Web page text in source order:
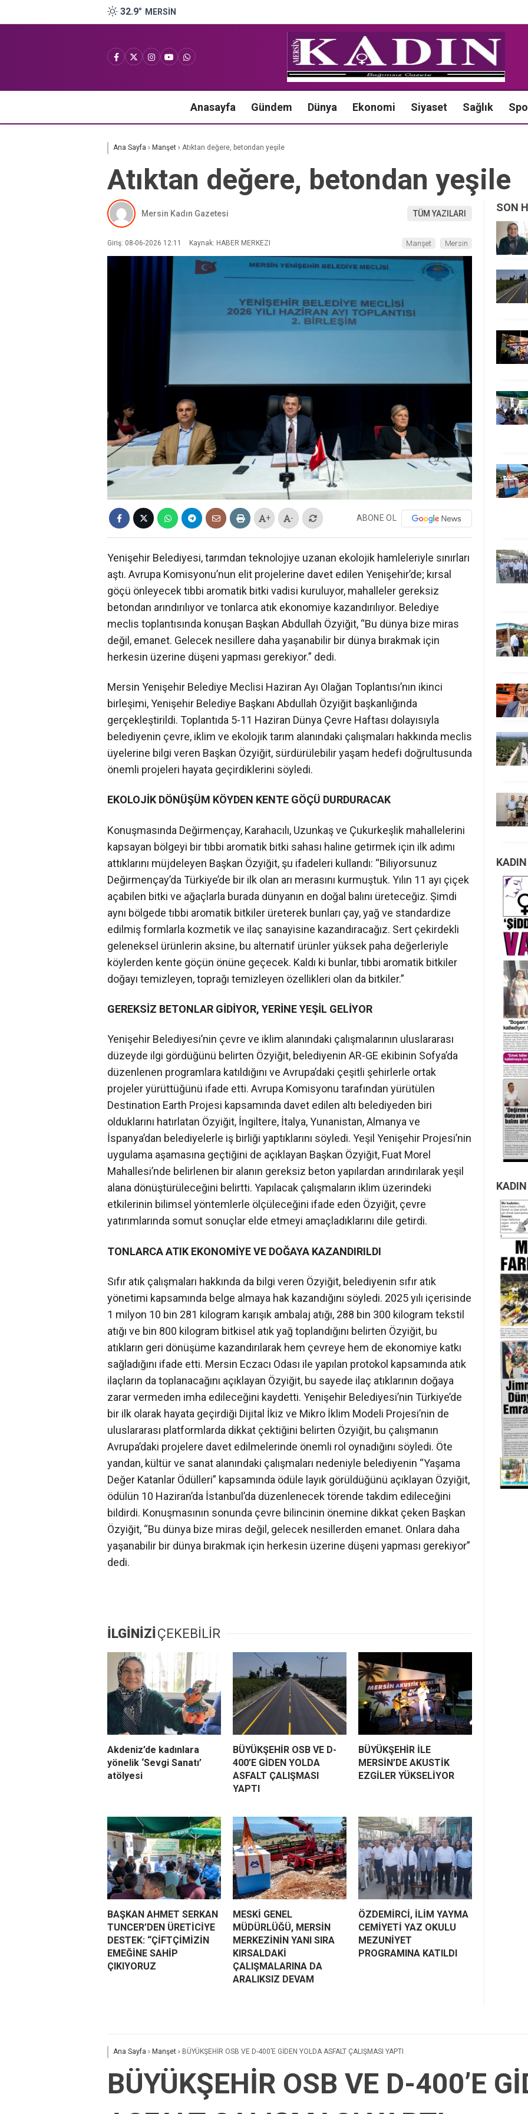
32.9° MERSIN
Anasayfa Gündem Dünya Ekonomi Siyaset Sağlık
Ana Sayfa › Manşet › Atıktan değere, betondan yeşile
Atıktan değere, betondan yeşile
Mersin Kadın Gazetesi TÜM YAZILARI
Giriş: 08-06-2026 12:11 Kaynak: HABER MERKEZI Manşet Mersin
+ - ABONE OL
Yenişehir Belediyesi, tarımdan teknolojiye uzanan ekolojik hamleleriyle sınırları
aştı. Avrupa Komisyonu’nun elit projelerine davet edilen Yenişehir’de; kırsal
göçü önleyecek tıbbi aromatik bitki vadisi kuruluyor, mahalleler gereksiz
betondan arındırılıyor ve tonlarca atık ekonomiye kazandırılıyor. Belediye
meclis toplantısında konuşan Başkan Abdullah Özyiğit, “Bu dünya bize miras
değil, emanet. Gelecek nesillere daha yaşanabilir bir dünya bırakmak için
herkesin üzerine düşeni yapması gerekiyor.” dedi.
Mersin Yenişehir Belediye Meclisi Haziran Ayı Olağan Toplantısı’nın ikinci
birleşimi, Yenişehir Belediye Başkanı Abdullah Özyiğit başkanlığında
gerçekleştirildi. Toplantıda 5-11 Haziran Dünya Çevre Haftası dolayısıyla
belediyenin çevre, iklim ve ekolojik tarım alanındaki çalışmaları hakkında meclis
üyelerine bilgi veren Başkan Özyiğit, sürdürülebilir yaşam hedefi doğrultusunda
önemli projeleri hayata geçirdiklerini söyledi.
EKOLOJİK DÖNÜŞÜM KÖYDEN KENTE GÖÇÜ DURDURACAK
Konuşmasında Değirmençay, Karahacılı, Uzunkaş ve Çukurkeşlik mahallelerini
kapsayan bölgeyi bir tıbbi aromatik bitki sahası haline getirmek için ilk adımı
attıklarını müjdeleyen Başkan Özyiğit, şu ifadeleri kullandı: “Biliyorsunuz
Değirmençay’da Türkiye’de bir ilk olan arı merasını kurmuştuk. Yılın 11 ayı çiçek
açabilen bitki ve ağaçlarla burada dünyanın en doğal balını üreteceğiz. Şimdi
aynı bölgede tıbbi aromatik bitkiler üreterek bunları çay, yağ ve standardize
edilmiş formlarla kozmetik ve ilaç sanayisine kazandıracağız. Sert çekirdekli
geleneksel ürünlerin aksine, bu alternatif ürünler yüksek paha değerleriyle
köylerden kente göçün önüne geçecek. Kaldı ki bunlar, tıbbi aromatik bitkiler
doğayı temizleyen, toprağı temizleyen özellikleri olan da bitkiler.”
GEREKSİZ BETONLAR GİDİYOR, YERİNE YEŞİL GELİYOR
Yenişehir Belediyesi’nin çevre ve iklim alanındaki çalışmalarının uluslararası
düzeyde ilgi gördüğünü belirten Özyiğit, belediyenin AR-GE ekibinin Sofya’da
düzenlenen programlara katıldığını ve Avrupa’daki çeşitli şehirlerle ortak
projeler yürüttüğünü ifade etti. Avrupa Komisyonu tarafından yürütülen
Destination Earth Projesi kapsamında davet edilen altı belediyeden biri
olduklarını hatırlatan Özyiğit, İngiltere, İtalya, Yunanistan, Almanya ve
İspanya’dan belediyelerle iş birliği yaptıklarını söyledi. Yeşil Yenişehir Projesi’nin
uygulama aşamasına geçtiğini de açıklayan Başkan Özyiğit, Fuat Morel
Mahallesi’nde belirlenen bir alanın gereksiz beton yapılardan arındırılarak yeşil
alana dönüştürüleceğini belirtti. Yapılacak çalışmaların iklim üzerindeki
etkilerinin bilimsel yöntemlerle ölçüleceğini ifade eden Özyiğit, çevre
yatırımlarında somut sonuçlar elde etmeyi amaçladıklarını dile getirdi.
TONLARCA ATIK EKONOMİYE VE DOĞAYA KAZANDIRILDI
Sıfır atık çalışmaları hakkında da bilgi veren Özyiğit, belediyenin sıfır atık
yönetimi kapsamında belge almaya hak kazandığını söyledi. 2025 yılı içerisinde
1 milyon 10 bin 281 kilogram karışık ambalaj atığı, 288 bin 300 kilogram tekstil
atığı ve bin 800 kilogram bitkisel atık yağ toplandığını belirten Özyiğit, bu
atıkların geri dönüşüme kazandırılarak hem çevreye hem de ekonomiye katkı
sağladığını ifade etti. Mersin Eczacı Odası ile yapılan protokol kapsamında atık
ilaçların da toplanacağını açıklayan Özyiğit, bu sayede ilaç atıklarının doğaya
zarar vermeden imha edileceğini kaydetti. Yenişehir Belediyesi’nin Türkiye’de
bir ilk olarak hayata geçirdiği Dijital İkiz ve Mikro İklim Modeli Projesi’nin de
uluslararası platformlarda dikkat çektiğini belirten Özyiğit, bu çalışmanın
Avrupa’daki projelere davet edilmelerinde önemli rol oynadığını söyledi. Öte
yandan, kültür ve sanat alanındaki çalışmaları nedeniyle belediyenin “Yaşama
Değer Katanlar Ödülleri” kapsamında ödüle layık görüldüğünü açıklayan Özyiğit,
ödülün 10 Haziran’da İstanbul’da düzenlenecek törende takdim edileceğini
bildirdi. Konuşmasının sonunda çevre bilincinin önemine dikkat çeken Başkan
Özyiğit, “Bu dünya bize miras değil, gelecek nesillerden emanet. Onlara daha
yaşanabilir bir dünya bırakmak için herkesin üzerine düşeni yapması gerekiyor”
dedi.
İLGİNİZİÇEKEBİLİR
Akdeniz’de kadınlara
yönelik ‘Sevgi Sanatı’
atölyesi
BÜYÜKŞEHİR OSB VE D-
400’E GİDEN YOLDA
ASFALT ÇALIŞMASI
YAPTI
BÜYÜKŞEHİR İLE
MERSİN’DE AKUSTİK
EZGİLER YÜKSELİYOR
BAŞKAN AHMET SERKAN
TUNCER’DEN ÜRETİCİYE
DESTEK: “ÇİFTÇİMİZİN
EMEĞİNE SAHİP
ÇIKIYORUZ
MESKİ GENEL
MÜDÜRLÜĞÜ, MERSİN
MERKEZİNİN YANI SIRA
KIRSALDAKİ
ÇALIŞMALARINA DA
ARALIKSIZ DEVAM
ÖZDEMİRCİ, İLİM YAYMA
CEMİYETİ YAZ OKULU
MEZUNİYET
PROGRAMINA KATILDI
SON
KADIN
Ana Sayfa › Manşet › BÜYÜKŞEHİR OSB VE D-400’E GİDEN YOLDA ASFALT ÇALIŞMASI YAPTI
BÜYÜKŞEHİR OSB VE D-400’E